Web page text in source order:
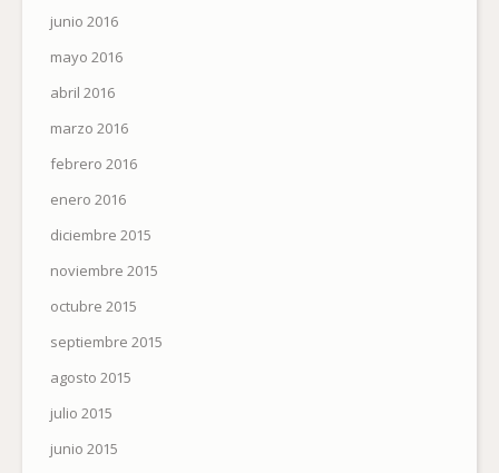
junio 2016
mayo 2016
abril 2016
marzo 2016
febrero 2016
enero 2016
diciembre 2015
noviembre 2015
octubre 2015
septiembre 2015
agosto 2015
julio 2015
junio 2015